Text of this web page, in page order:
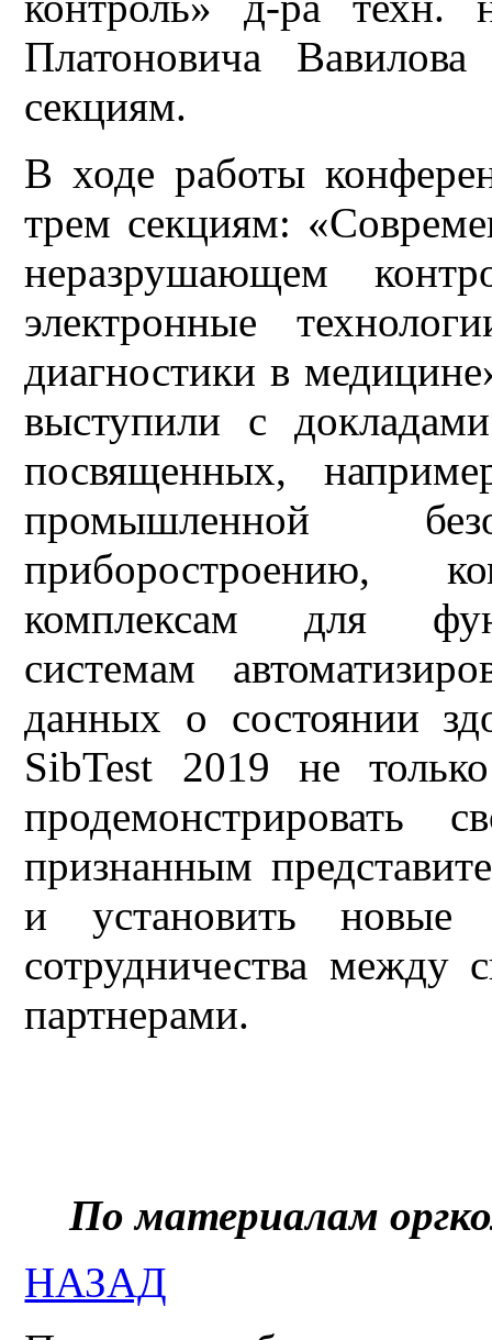
Платоновича
секциям.
В ходе работы
трем секциям:
неразрушающем
электронные
диагностики в
выступили с
посвященных,
промышленной
приборостроению,
комплексам для
системам
данных о состоянии
SibTest 2019 не
продемонстрировать
признанным
и установить новые
сотрудничества между
партнерами.
По материалам
НАЗАД